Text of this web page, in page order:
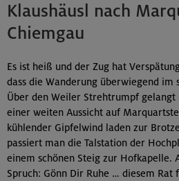
Klaushäusl nach
Chiemgau
Es ist heiß und der Zug hat
dass die Wanderung überwiegend im
Über den Weiler Strehtrumpf
einer weiten Aussicht auf
kühlender Gipfelwind laden zur
passiert man die Talstation der
einem schönen Steig zur Hofkapelle.
Spruch: Gönn Dir Ruhe … diesem